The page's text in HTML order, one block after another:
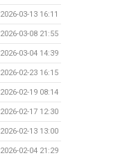
2026-03-13 16:11
2026-03-08 21:55
2026-03-04 14:39
2026-02-23 16:15
2026-02-19 08:14
2026-02-17 12:30
2026-02-13 13:00
2026-02-04 21:29